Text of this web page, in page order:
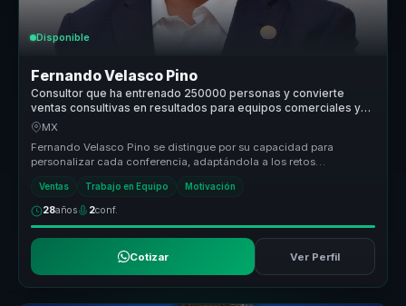
Disponible
Fernando Velasco Pino
Consultor que ha entrenado 250000 personas y convierte
ventas consultivas en resultados para equipos comerciales y
lideres.
MX
Fernando Velasco Pino se distingue por su capacidad para
personalizar cada conferencia, adaptándola a los retos
Ventas Trabajo en Equipo Motivación
28años 2conf.
Cotizar Ver Perfil